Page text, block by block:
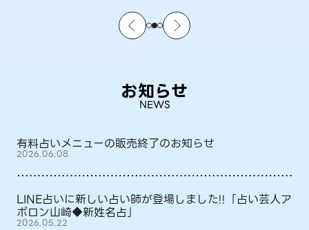
お知らせ
NEWS
有料占いメニューの販売終了のお知らせ
2026.06.08
LINE占いに新しい占い師が登場しました!!「占い芸人ア
ポロン山崎◆新姓名占」
2026.05.22